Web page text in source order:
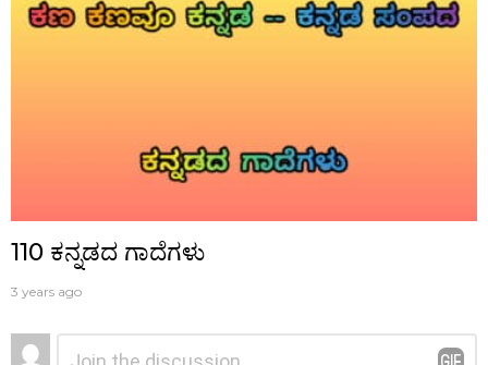
110 ಕನ್ನಡದ ಗಾದೆಗಳು
3 years ago
ನಿಮ್ಮದೊಂದು